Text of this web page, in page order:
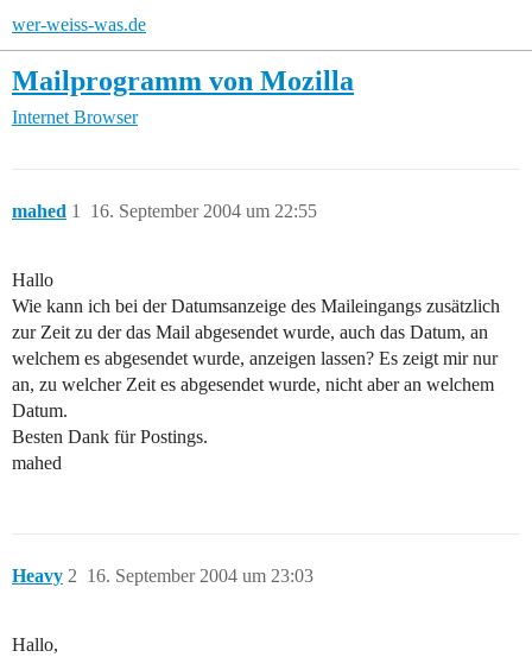
wer-weiss-was.de
Mailprogramm von Mozilla
Internet Browser
mahed 16. September 2004 um 22:55
1
Hallo
Wie kann ich bei der Datumsanzeige des Maileingangs zusätzlich
zur Zeit zu der das Mail abgesendet wurde, auch das Datum, an
welchem es abgesendet wurde, anzeigen lassen? Es zeigt mir nur
an, zu welcher Zeit es abgesendet wurde, nicht aber an welchem
Datum.
Besten Dank für Postings.
mahed
Heavy 16. September 2004 um 23:03
2
Hallo,